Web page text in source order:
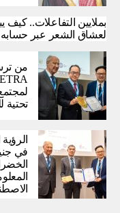
بملايين التفاعلات..
لعشاق الشعر عبر
من
تحتية
في